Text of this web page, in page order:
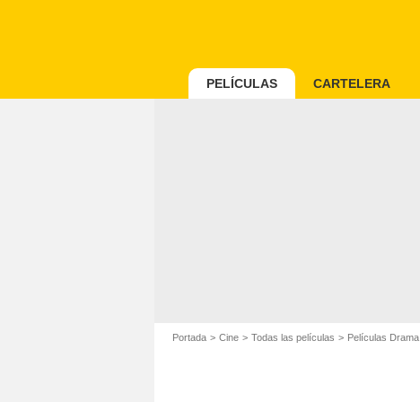
PELÍCULAS CARTELERA
Portada Cine Todas las películas Películas Drama